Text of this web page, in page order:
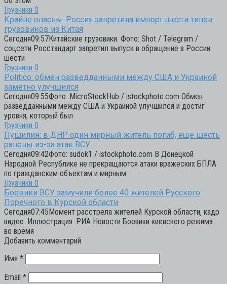
Грузчики 0
Крайне опасны: Россия запретила импорт шести типов
грузовиков из Китая
Сегодня09:57Китайские грузовики. Фото: Shot / Telegram /
соцсети Росстандарт запретил выпуск в обращение в России
шести
Грузчики 0
Politico: обмен разведданными между США и Украиной
заметно улучшился
Сегодня09:55Фото: MicroStockHub / istockphoto.com Обмен
разведданными между США и Украиной улучшился и достиг
уровня, который был
Грузчики 0
Пушилин: в ДНР один мирный житель погиб, еще шесть
ранены из-за атак ВСУ
Сегодня09:42Фото: sudok1 / istockphoto.com В Донецкой
Народной Республике не прекращаются атаки вражеских БПЛА
по гражданским объектам и мирным
Грузчики 0
Боевики ВСУ замучили более 40 жителей Русского
Поречного в Курской области
Сегодня07:45Момент расстрела жителей Курской области, кадр
видео. Иллюстрация: РИА Новости Боевики киевского режима
во время
Добавить комментарий
Имя *
Email *